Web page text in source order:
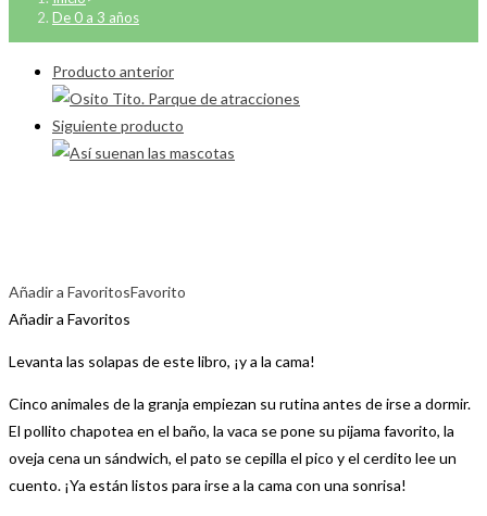
De 0 a 3 años
Producto anterior
Siguiente producto
Añadir a FavoritosFavorito
Añadir a Favoritos
Levanta las solapas de este libro, ¡y a la cama!
Cinco animales de la granja empiezan su rutina antes de irse a dormir.
El pollito chapotea en el baño, la vaca se pone su pijama favorito, la
oveja cena un sándwich, el pato se cepilla el pico y el cerdito lee un
cuento. ¡Ya están listos para irse a la cama con una sonrisa!